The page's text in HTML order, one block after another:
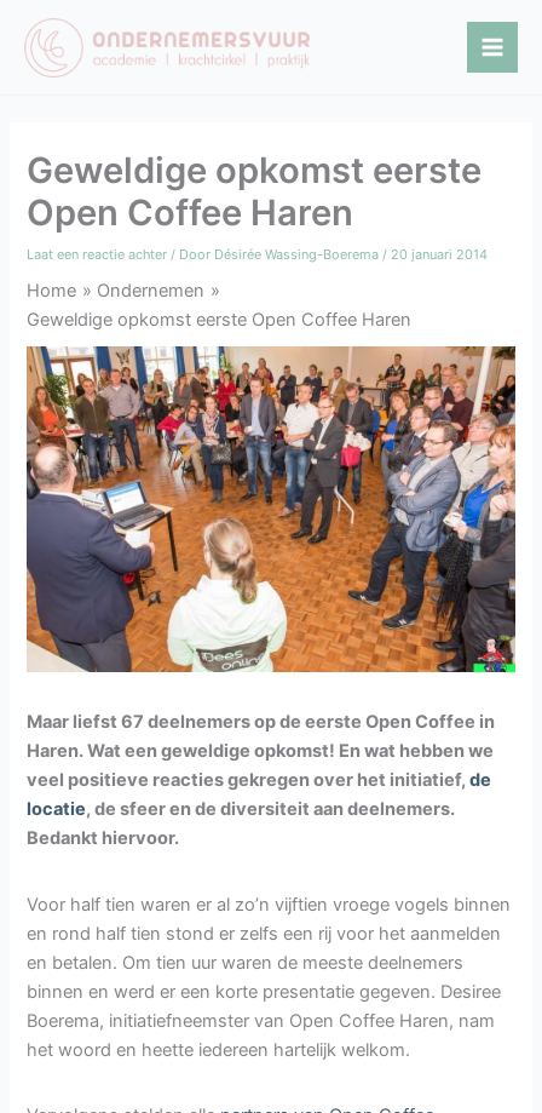
naar
Geweldige opkomst eerste
Open Coffee Haren
Laat een reactie achter / Door Désirée Wassing-Boerema/ 20 januari 2014
Home
Ondernemen
Geweldige opkomst eerste Open Coffee Haren
Maar liefst 67 deelnemers op de eerste Open Coffee in
Haren. Wat een geweldige opkomst! En wat hebben we
veel positieve reacties gekregen over het initiatief,de
locatie, de sfeer en de diversiteit aan deelnemers.
Bedankt hiervoor.
Voor half tien waren er al zo’n vijftien vroege vogels binnen
en rond half tien stond er zelfs een rij voor het aanmelden
en betalen. Om tien uur waren de meeste deelnemers
binnen en werd er een korte presentatie gegeven. Desiree
Boerema, initiatiefneemster van Open Coffee Haren, nam
het woord en heette iedereen hartelijk welkom.